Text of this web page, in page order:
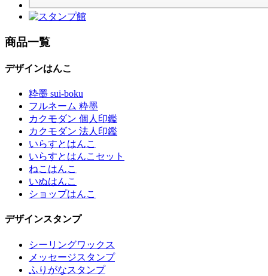
商品一覧
デザインはんこ
粋墨 sui-boku
フルネーム 粋墨
カクモダン 個人印鑑
カクモダン 法人印鑑
いらすとはんこ
いらすとはんこセット
ねこはんこ
いぬはんこ
ショップはんこ
デザインスタンプ
シーリングワックス
メッセージスタンプ
ふりがなスタンプ